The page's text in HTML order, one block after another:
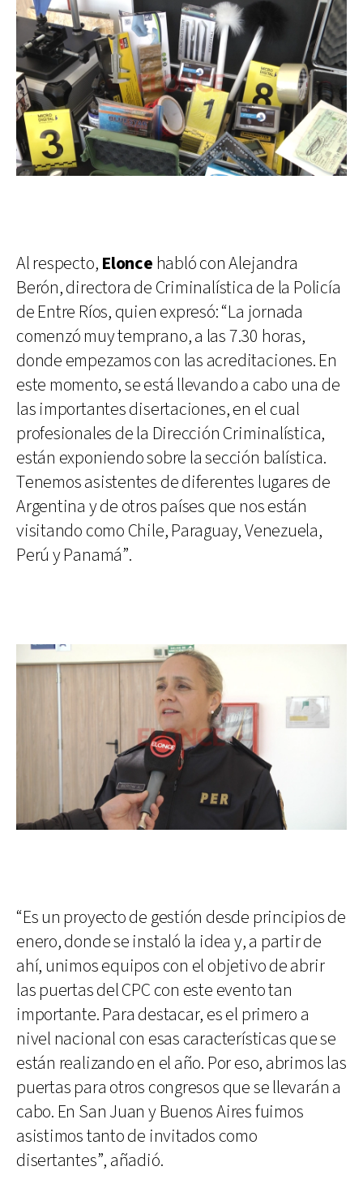
Al respecto, Elonce habló con Alejandra
Berón, directora de Criminalística de la Policía
de Entre Ríos, quien expresó: “La jornada
comenzó muy temprano, a las 7.30 horas,
donde empezamos con las acreditaciones. En
este momento, se está llevando a cabo una de
las importantes disertaciones, en el cual
profesionales de la Dirección Criminalística,
están exponiendo sobre la sección balística.
Tenemos asistentes de diferentes lugares de
Argentina y de otros países que nos están
visitando como Chile, Paraguay, Venezuela,
Perú y Panamá”.
“Es un proyecto de gestión desde principios de
enero, donde se instaló la idea y, a partir de
ahí, unimos equipos con el objetivo de abrir
las puertas del CPC con este evento tan
importante. Para destacar, es el primero a
nivel nacional con esas características que se
están realizando en el año. Por eso, abrimos las
puertas para otros congresos que se llevarán a
cabo. En San Juan y Buenos Aires fuimos
asistimos tanto de invitados como
disertantes”, añadió.